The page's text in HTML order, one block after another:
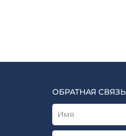
ОБРАТНАЯ СВЯЗЬ